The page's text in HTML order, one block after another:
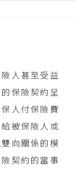
人甚至受益
保險契約呈
人付保險費
被保險人或
向關係的模
契約的當事